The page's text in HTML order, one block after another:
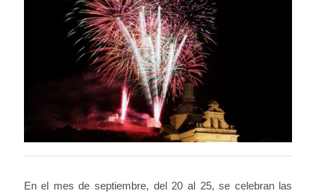
En el mes de septiembre, del 20 al 25, se celebran las